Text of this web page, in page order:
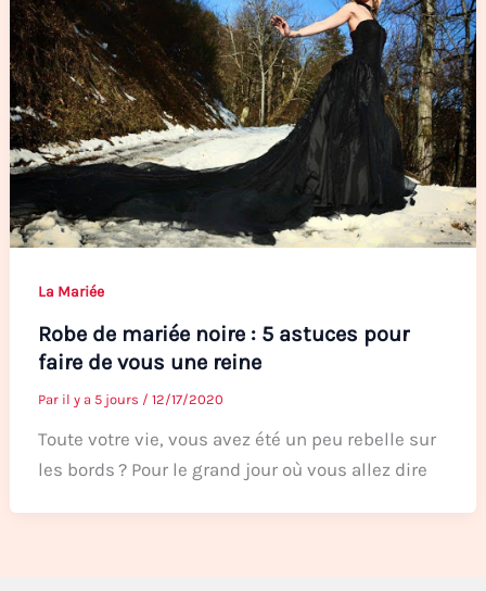
La Mariée
Robe de mariée noire : 5 astuces pour
faire de vous une reine
Par il y a 5 jours / 12/17/2020
Toute votre vie, vous avez été un peu rebelle sur
les bords ? Pour le grand jour où vous allez dire